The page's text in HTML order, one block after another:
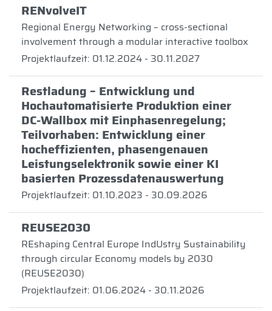
RENvolveIT
Regional Energy Networking – cross-sectional
involvement through a modular interactive toolbox
Projektlaufzeit: 01.12.2024 - 30.11.2027
Restladung – Entwicklung und
Hochautomatisierte Produktion einer
DC-Wallbox mit Einphasenregelung;
Teilvorhaben: Entwicklung einer
hocheffizienten, phasengenauen
Leistungselektronik sowie einer KI
basierten Prozessdatenauswertung
Projektlaufzeit: 01.10.2023 - 30.09.2026
REUSE2030
REshaping Central Europe IndUstry Sustainability
through circular Economy models by 2030
(REUSE2030)
Projektlaufzeit: 01.06.2024 - 30.11.2026